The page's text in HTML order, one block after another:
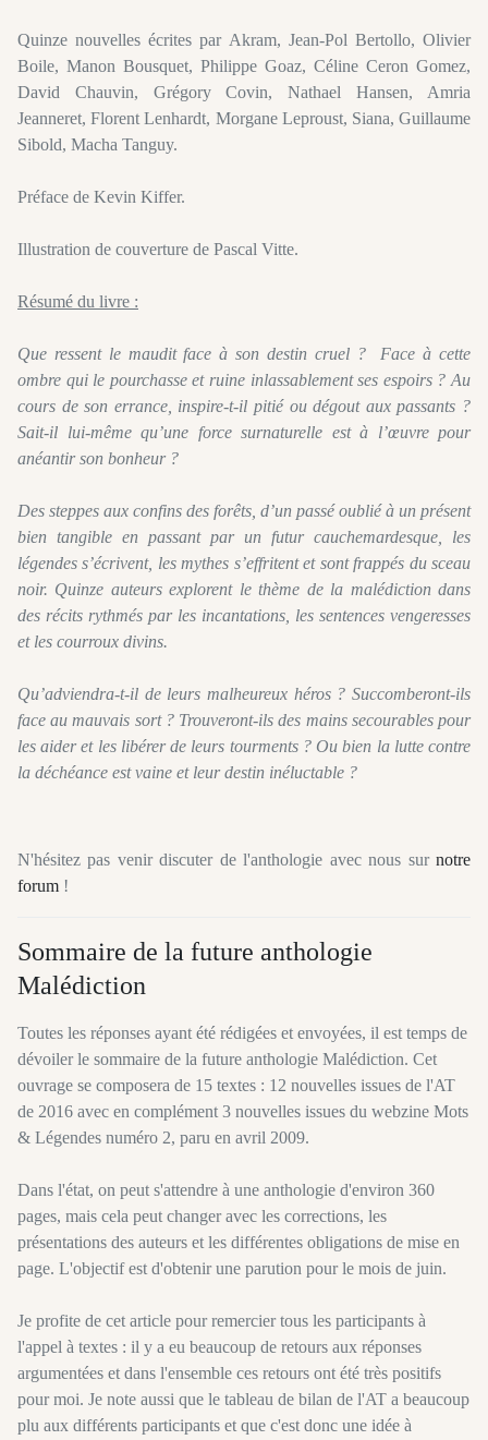
Quinze nouvelles écrites par Akram, Jean-Pol Bertollo, Olivier
Boile, Manon Bousquet, Philippe Goaz, Céline Ceron Gomez,
David Chauvin, Grégory Covin, Nathael Hansen, Amria
Jeanneret, Florent Lenhardt, Morgane Leproust, Siana, Guillaume
Sibold, Macha Tanguy.
Préface de Kevin Kiffer.
Illustration de couverture de Pascal Vitte.
Résumé du livre :
Que ressent le maudit face à son destin cruel ? Face à cette
ombre qui le pourchasse et ruine inlassablement ses espoirs ? Au
cours de son errance, inspire-t-il pitié ou dégout aux passants ?
Sait-il lui-même qu’une force surnaturelle est à l’œuvre pour
anéantir son bonheur ?
Des steppes aux confins des forêts, d’un passé oublié à un présent
bien tangible en passant par un futur cauchemardesque, les
légendes s’écrivent, les mythes s’effritent et sont frappés du sceau
noir. Quinze auteurs explorent le thème de la malédiction dans
des récits rythmés par les incantations, les sentences vengeresses
et les courroux divins.
Qu’adviendra-t-il de leurs malheureux héros ? Succomberont-ils
face au mauvais sort ? Trouveront-ils des mains secourables pour
les aider et les libérer de leurs tourments ? Ou bien la lutte contre
la déchéance est vaine et leur destin inéluctable ?
N'hésitez pas venir discuter de l'anthologie avec nous sur notre
forum !
Sommaire de la future anthologie
Malédiction
Toutes les réponses ayant été rédigées et envoyées, il est temps de
dévoiler le sommaire de la future anthologie Malédiction. Cet
ouvrage se composera de 15 textes : 12 nouvelles issues de l'AT
de 2016 avec en complément 3 nouvelles issues du webzine Mots
& Légendes numéro 2, paru en avril 2009.
Dans l'état, on peut s'attendre à une anthologie d'environ 360
pages, mais cela peut changer avec les corrections, les
présentations des auteurs et les différentes obligations de mise en
page. L'objectif est d'obtenir une parution pour le mois de juin.
Je profite de cet article pour remercier tous les participants à
l'appel à textes : il y a eu beaucoup de retours aux réponses
argumentées et dans l'ensemble ces retours ont été très positifs
pour moi. Je note aussi que le tableau de bilan de l'AT a beaucoup
plu aux différents participants et que c'est donc une idée à